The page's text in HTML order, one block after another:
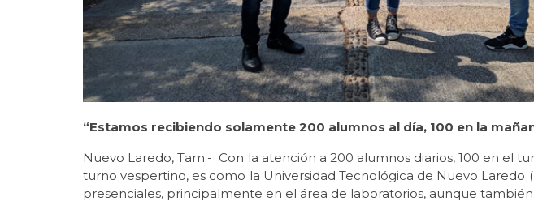
“Estamos recibiendo solamente 200 alumnos al día, 100 en la
Nuevo Laredo, Tam.- Con la atención a 200 alumnos diarios, 100 en el
turno vespertino, es como la Universidad Tecnológica de Nuevo Laredo
presenciales, principalmente en el área de laboratorios, aunque también